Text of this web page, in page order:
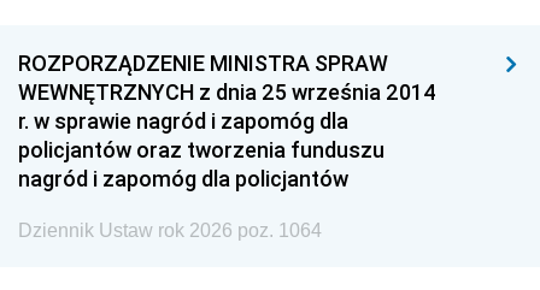
ROZPORZĄDZENIE MINISTRA SPRAW
WEWNĘTRZNYCH z dnia 25 września 2014
r. w sprawie nagród i zapomóg dla
policjantów oraz tworzenia funduszu
nagród i zapomóg dla policjantów
Dziennik Ustaw rok 2026 poz. 1064